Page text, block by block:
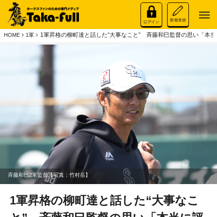
HOME 1軍 1軍昇格の柳町達と話した“大事なこと” 斉藤和巳監督の思い「本
斉藤和巳2軍監督【写真：竹村岳】
1軍昇格の柳町達と話した“大事なこ